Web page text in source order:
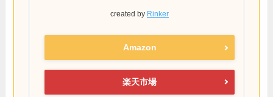
created by Rinker
Amazon
楽天市場